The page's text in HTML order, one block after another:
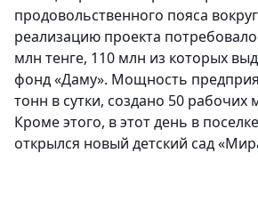
продовольственного пояса
реализацию проекта
млн тенге, 110 млн из которых
фонд «Даму». Мощность
тонн в сутки, создано 50 рабочих
Кроме этого, в этот день в
открылся новый детский сад